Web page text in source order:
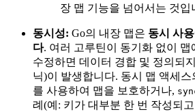
장 맵 기능을 넘어서는 것입
동시성: Go의 내장 맵은 동시 사
다. 여러 고루틴이 동기화 없이 맵
수정하면 데이터 경합 및 정의되
닉)이 발생합니다. 동시 맵 액세스
를 사용하여 맵을 보호하거나,
례(예: 키가 대부분 한 번 작성되